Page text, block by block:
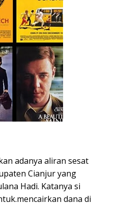
adanya aliran sesat
Cianjur yang
Hadi. Katanya si
dana di